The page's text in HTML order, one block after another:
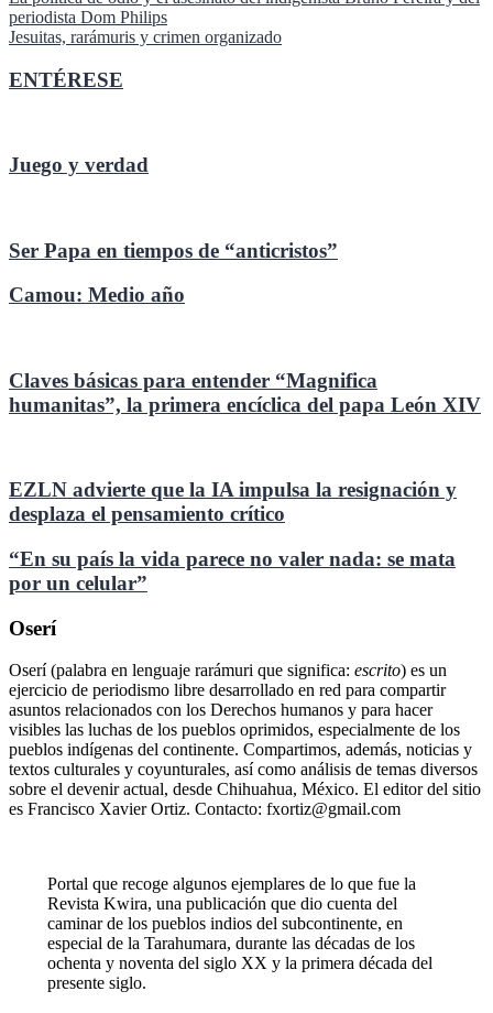
de
periodista Dom Philips
Jesuitas, rarámuris y crimen organizado
ENTÉRESE
Juego y verdad
Ser Papa en tiempos de “anticristos”
Camou: Medio año
Claves básicas para entender “Magnifica
humanitas”, la primera encíclica del papa León XIV
EZLN advierte que la IA impulsa la resignación y
desplaza el pensamiento crítico
“En su país la vida parece no valer nada: se mata
por un celular”
Oserí
Oserí (palabra en lenguaje rarámuri que significa: escrito) es un
ejercicio de periodismo libre desarrollado en red para compartir
asuntos relacionados con los Derechos humanos y para hacer
visibles las luchas de los pueblos oprimidos, especialmente de los
pueblos indígenas del continente. Compartimos, además, noticias y
textos culturales y coyunturales, así como análisis de temas diversos
sobre el devenir actual, desde Chihuahua, México. El editor del sitio
es Francisco Xavier Ortiz. Contacto: fxortiz@gmail.com
Portal que recoge algunos ejemplares de lo que fue la
Revista Kwira, una publicación que dio cuenta del
caminar de los pueblos indios del subcontinente, en
especial de la Tarahumara, durante las décadas de los
ochenta y noventa del siglo XX y la primera década del
presente siglo.